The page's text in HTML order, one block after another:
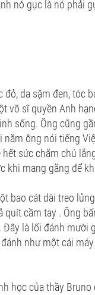
nó gục là nó phải
da sậm đen, tóc
võ sĩ quyền Anh
sống. Ông cũng
ông nói tiếng
sức chăm chú
khi mang găng để
bao cát dài treo
cầm tay . Ông
là lối đánh mười
như một cái
học của thầy